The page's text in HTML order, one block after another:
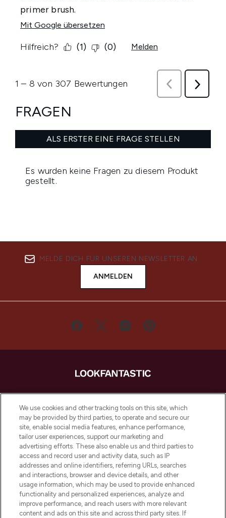
MELDE DICH FÜR UNSEREN NEWSLETTER AN
ANMELDEN
LOOKFANTASTIC ist Europas ultimativer
Beauty-Onlineshop mit den besten
Produkten aus Haut- und Haarpflege
sowie Make-Up von über 200
renommierten Marken. Shoppe online
oder über die App mit kostenloser
Lieferung ab einem Einkaufswert von 30€.
Cookie-Einwilligung
Do Not Sell or Share My Personal
Information
We use cookies and other tracking tools on this site, which
may be provided by third parties, to operate and secure our
site, enable social media features, enhance performance,
tailor user experiences, support our marketing and
advertising efforts. These also enable us and third parties to
access and record user and activity data, such as IP
addresses and online identifiers, referring URLs, searches
and interactions, browser and device details, and other
usage information, which may be used to provide enhanced
functionality and personalized experiences, analyze and
improve performance, and reach users with more relevant
content and ads on this site and across third party sites. If